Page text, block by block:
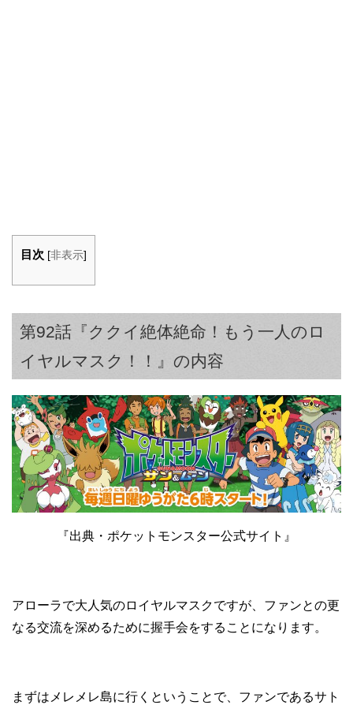
目次 [非表示]
第92話『ククイ絶体絶命！もう一人のロ
イヤルマスク！！』の内容
『出典・ポケットモンスター公式サイト』
アローラで大人気のロイヤルマスクですが、ファンとの更
なる交流を深めるために握手会をすることになります。
まずはメレメレ島に行くということで、ファンであるサト